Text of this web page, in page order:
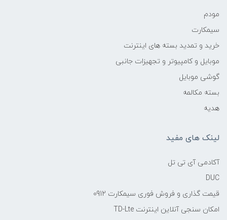
مودم
سیمکارت
خرید و تمدید بسته های اینترنت
موبایل و کامپیوتر و تجهیزات جانبی
گوشی موبایل
بسته مکالمه
هدیه
لینک های مفید
آکادمی آی تی تل
DUC
قیمت گذاری و فروش فوری سیمکارت 0912
امکان سنجی آنلاین اینترنت TD-Lte